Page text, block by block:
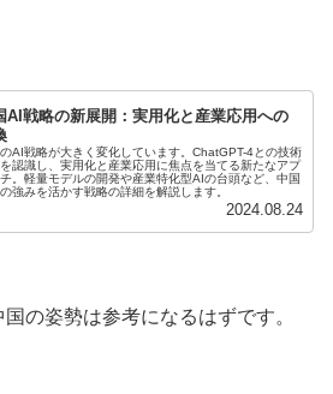
AI戦略の新展開：実用化と産業応用への
AI戦略が大きく変化しています。ChatGPT-4との技術
認識し、実用化と産業応用に焦点を当てる新たなアプ
チ。軽量モデルの開発や産業特化型AIの台頭など、中国
強みを活かす戦略の詳細を解説します。
2024.08.24
の姿勢は参考になるはずです。